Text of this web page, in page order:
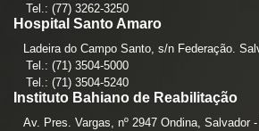
Tel.: (77) 3262-3250
Hospital Santo Amaro
Ladeira do Campo Santo, s/n Federação.
Tel.: (71) 3504-5000
Tel.: (71) 3504-5240
Instituto Bahiano de Reabilitação
Av. Pres. Vargas, nº 2947 Ondina, Salvador